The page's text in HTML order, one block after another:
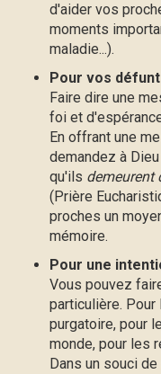
d'aider vos
moments
maladie...).
Pour vos
Faire dire une
foi et
En offrant une
demandez à
qu'ils demeurent
(Prière
proches un
mémoire.
Pour une
Vous pouvez
particulière.
purgatoire, pour
monde, pour les
Dans un souci